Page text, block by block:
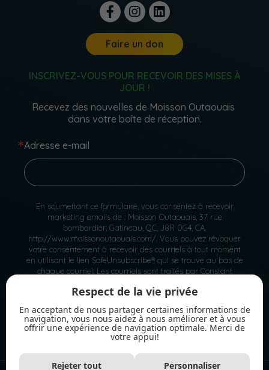
Faire un don
INSCRIVEZ-VOUS POUR RECEVOIR DES MISES À
JOUR !
Recevez des nouvelles de Moisson Outaouais
dans votre boîte de réception.
Adresse e-mail
En soumettant ce formulaire, vous consentez à recevoir
marketing emails de : Moisson Outaouais, 37 rue
bombardier, Gatineau, QC, J8R 0G4, CA,
http://www.moissonoutaouais.com/. Vous pouvez révoquer
votre consentement à recevoir des courriels à tout moment
en utilisant le lien SafeUnsubscribe® qui se trouve au bas de
chaque courriel. Les courriels sont traités par Constant
S'inscrire
Respect de la vie privée
En acceptant de nous partager certaines informations de
navigation, vous nous aidez à nous améliorer et à vous
offrir une expérience de navigation optimale. Merci de
votre appui!
Rejeter tout Personnaliser